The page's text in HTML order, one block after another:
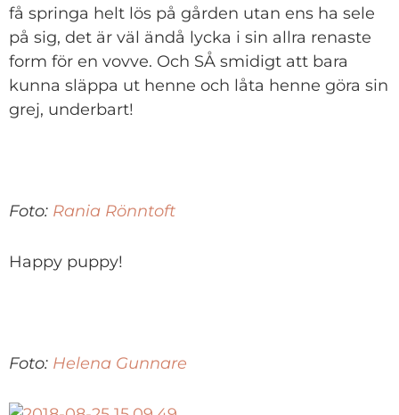
få springa helt lös på gården utan ens ha sele
på sig, det är väl ändå lycka i sin allra renaste
form för en vovve. Och SÅ smidigt att bara
kunna släppa ut henne och låta henne göra sin
grej, underbart!
Foto: Rania Rönntoft
Happy puppy!
Foto: Helena Gunnare